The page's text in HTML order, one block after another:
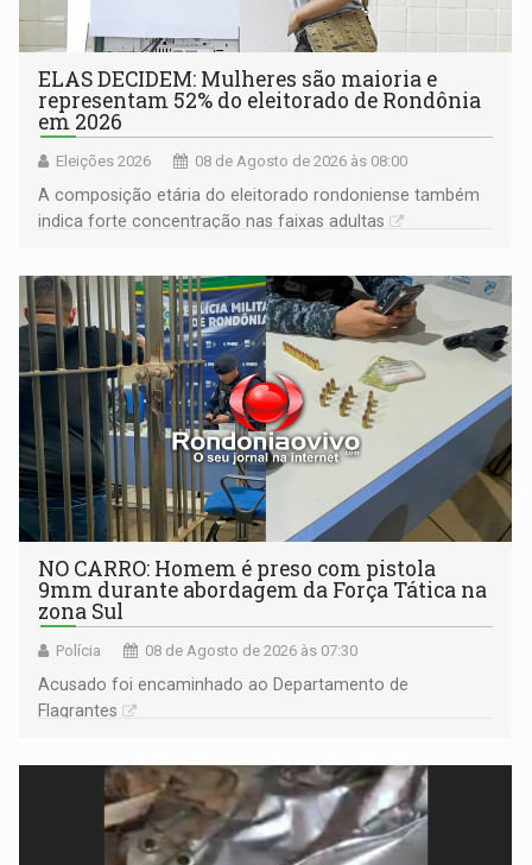
ELAS DECIDEM: Mulheres são maioria e
representam 52% do eleitorado de Rondônia
em 2026
Eleições 2026 08 de Agosto de 2026 às 08:00
A composição etária do eleitorado rondoniense também
indica forte concentração nas faixas adultas
NO CARRO: Homem é preso com pistola
9mm durante abordagem da Força Tática na
zona Sul
Polícia 08 de Agosto de 2026 às 07:30
Acusado foi encaminhado ao Departamento de
Flagrantes